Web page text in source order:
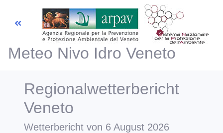
Valanghe
Meteo Nivo Idro Veneto
Regionalwetterbericht
Veneto
Wetterbericht von 6 August 2026